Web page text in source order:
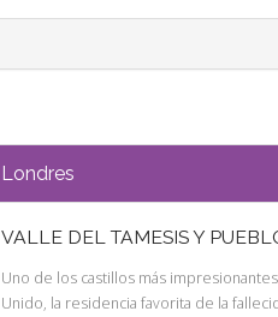
Londres
VALLE DEL TAMESIS Y
Uno de los castillos más
Unido, la residencia favorita de la